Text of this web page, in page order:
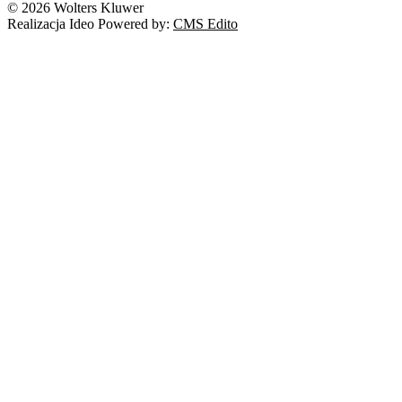
Prawo autorskie
© 2026 Wolters Kluwer
Realizacja Ideo Powered by: CMS Edito